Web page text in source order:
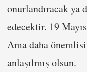
onurlandıracak ya
edecektir. 19
Ama daha
anlaşılmış olsun.